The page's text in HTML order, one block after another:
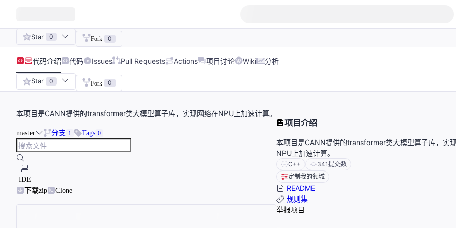
Star 0 Fork 0
代码介绍 代码 Issues Pull Requests Actions 项目讨论 Wiki 分析
Star 0 Fork 0
本项目是CANN提供的transformer类大模型算子库，实现网络在NPU上加速计算。
master 分支 1 Tags 0
IDE
下载zip
Clone
项目介绍
本项目是CANN提供的transformer类大模型算子库，实
NPU上加速计算。
C++ 341提交数
定制我的领域
README
规则集
举报项目